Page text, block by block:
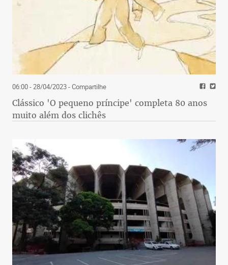
06:00 - 28/04/2023- Compartilhe
Clássico 'O pequeno príncipe' completa 80 anos
muito além dos clichês